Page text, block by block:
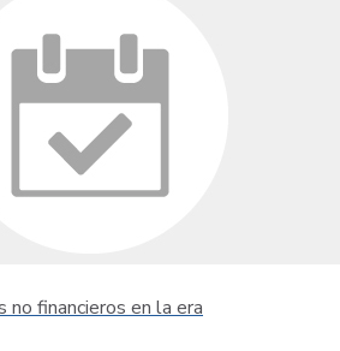
no financieros en la era